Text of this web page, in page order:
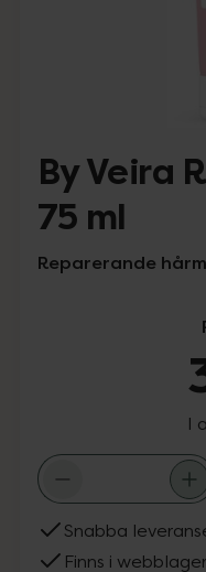
By Veira
75 ml
Reparerande
I
Snabba
Finns i webblager